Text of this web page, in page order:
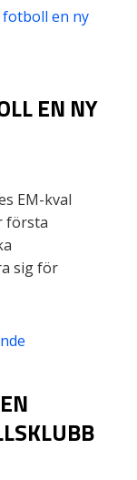
EN NY
EM-kval
första
sig för